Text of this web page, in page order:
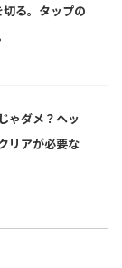
る。タップの
ゃダメ？ヘッ
リアが必要な